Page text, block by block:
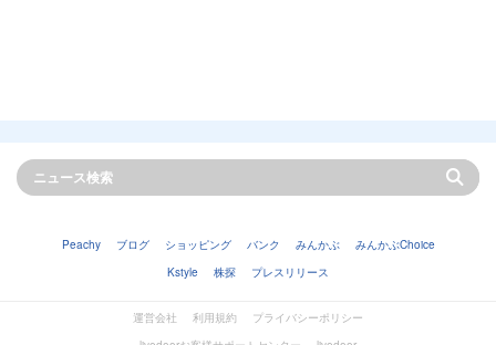
Peachy ブログ ショッピング バンク みんかぶ
みんかぶChoice
Kstyle
株探 プレスリリース
運営会社 利用規約
プライバシーポリシー